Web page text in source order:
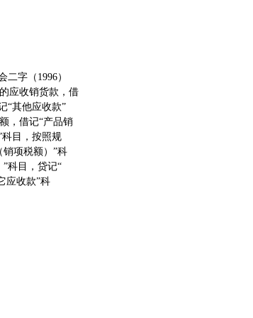
字（1996）
应收销货款，借
“其他应收款”
，借记“产品销
目，按照规
项税额）”科
科目，贷记“
应收款”科